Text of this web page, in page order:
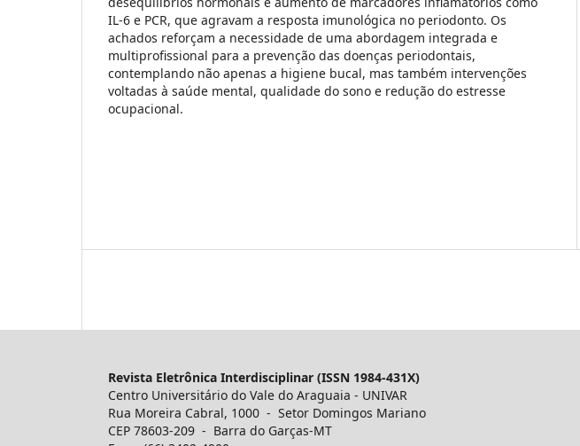
IL-6 e PCR, que agravam a resposta imunológica no periodonto. Os
achados reforçam a necessidade de uma abordagem integrada e
multiprofissional para a prevenção das doenças periodontais,
contemplando não apenas a higiene bucal, mas também intervenções
voltadas à saúde mental, qualidade do sono e redução do estresse
ocupacional.
Revista Eletrônica Interdisciplinar (ISSN 1984-431X)
Centro Universitário do Vale do Araguaia - UNIVAR
Rua Moreira Cabral, 1000 - Setor Domingos Mariano
CEP 78603-209 - Barra do Garças-MT